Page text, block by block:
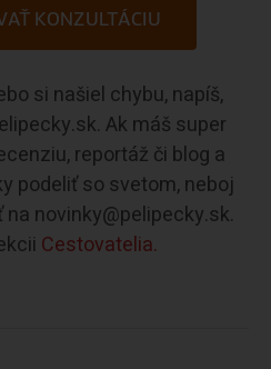
KONZULTÁCIU
si našiel chybu, napíš,
Ak máš super
reportáž či blog a
podeliť so svetom, neboj
novinky@pelipecky.sk.
Cestovatelia.